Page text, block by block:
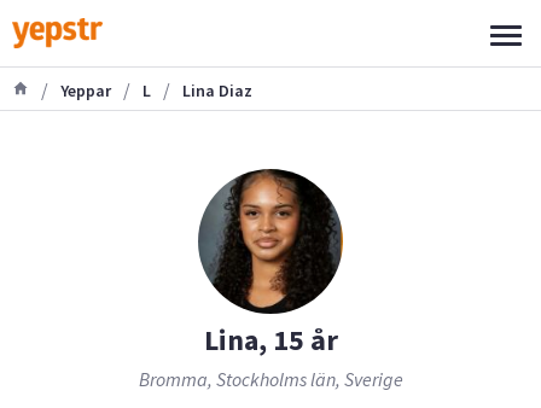
/ Yeppar / L / Lina Diaz
Lina, 15 år
Bromma, Stockholms län, Sverige